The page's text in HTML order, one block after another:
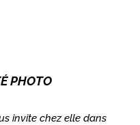
PHOTO
invite chez elle dans